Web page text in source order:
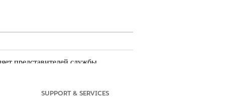
представителей службы
SUPPORT & SERVICES